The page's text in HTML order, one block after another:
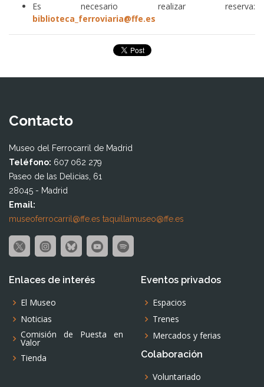
Es necesario realizar reserva:
biblioteca_ferroviaria@ffe.es
Contacto
Museo del Ferrocarril de Madrid
Teléfono: 607 062 279
Paseo de las Delicias, 61
28045 - Madrid
Email:
museoferrocarril@ffe.es taquillamuseo@ffe.es
Enlaces de interés
El Museo
Noticias
Comisión de Puesta en
Valor
Tienda
Eventos privados
Espacios
Trenes
Mercados y ferias
Colaboración
Voluntariado